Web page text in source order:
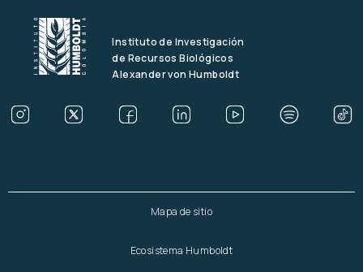
Instituto de Investigación
de Recursos Biológicos
Alexander von Humboldt
Mapa de sitio
Ecosistema Humboldt